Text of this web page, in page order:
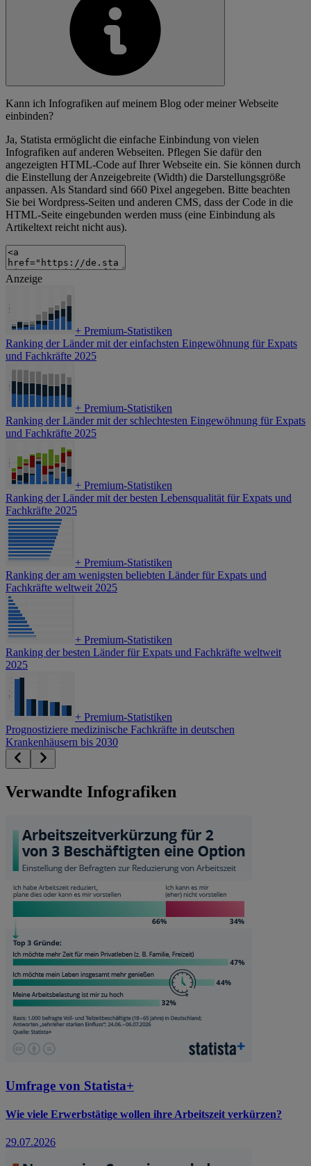
Kann ich Infografiken auf meinem Blog oder meiner Webseite
einbinden?
Ja, Statista ermöglicht die einfache Einbindung von vielen
Infografiken auf anderen Webseiten. Pflegen Sie dafür den
angezeigten HTML-Code auf Ihrer Webseite ein. Sie können durch
die Einstellung der Anzeigebreite (Width) die Darstellungsgröße
anpassen. Als Standard sind 660 Pixel angegeben. Bitte beachten
Sie bei Wordpress-Seiten und anderen CMS, dass der Code in die
HTML-Seite eingebunden werden muss (eine Einbindung als
Artikeltext reicht nicht aus).
Anzeige
+ Premium-Statistiken
Ranking der Länder mit der einfachsten Eingewöhnung für Expats
und Fachkräfte 2025
+ Premium-Statistiken
Ranking der Länder mit der schlechtesten Eingewöhnung für Expats
und Fachkräfte 2025
+ Premium-Statistiken
Ranking der Länder mit der besten Lebensqualität für Expats und
Fachkräfte 2025
+ Premium-Statistiken
Ranking der am wenigsten beliebten Länder für Expats und
Fachkräfte weltweit 2025
+ Premium-Statistiken
Ranking der besten Länder für Expats und Fachkräfte weltweit
2025
+ Premium-Statistiken
Prognostiziere medizinische Fachkräfte in deutschen
Krankenhäusern bis 2030
Verwandte Infografiken
Umfrage von Statista+
Wie viele Erwerbstätige wollen ihre Arbeitszeit verkürzen?
29.07.2026